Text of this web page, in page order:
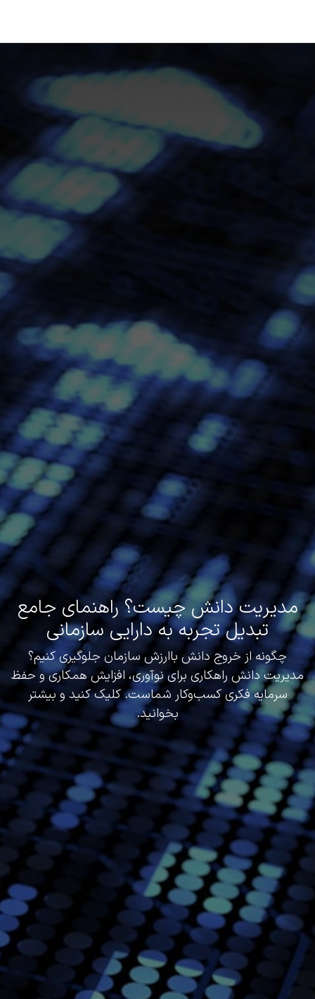
مدیریت دانش چیست؟ راهنمای جامع
تبدیل تجربه به دارایی سازمانی
چگونه از خروج دانش باارزش سازمان جلوگیری کنیم؟
مدیریت دانش راهکاری برای نوآوری، افزایش همکاری و حفظ
سرمایه فکری کسب‌وکار شماست. کلیک کنید و بیشتر
بخوانید.